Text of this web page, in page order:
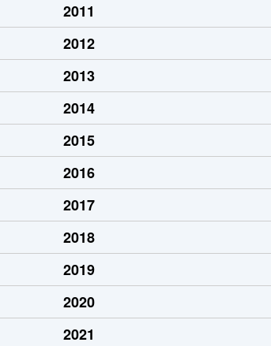
2011
2012
2013
2014
2015
2016
2017
2018
2019
2020
2021